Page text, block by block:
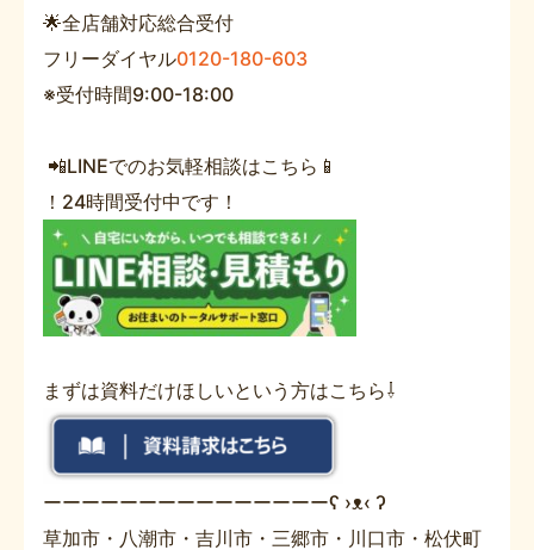
🌟全店舗対応総合受付
フリーダイヤル0120-180-603
※受付時間9:00-18:00
📲LINEでのお気軽相談はこちら📱
！24時間受付中です！
まずは資料だけほしいという方はこちら⇩
ーーーーーーーーーーーーーーーʕ ›ᴥ‹ ʔ
草加市・八潮市・吉川市・三郷市・川口市・松伏町